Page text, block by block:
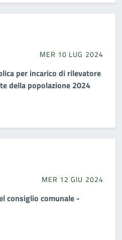
MER 10 LUG 2024
per incarico di rilevatore
della popolazione 2024
MER 12 GIU 2024
consiglio comunale -